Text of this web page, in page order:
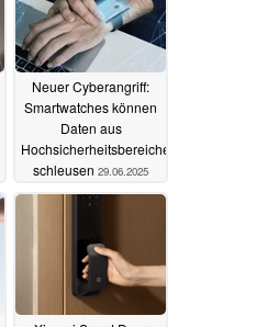
Neuer Cyberangriff:
Smartwatches können
Daten aus
Hochsicherheitsbereichen
schleusen 29.06.2025